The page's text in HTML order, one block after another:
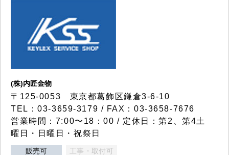
(株)内匠金物
〒125-0053 東京都葛飾区鎌倉3-6-10
TEL：03-3659-3179 / FAX：03-3658-7676
営業時間：7:00〜18：00 / 定休日：第2、第4土
曜日・日曜日・祝祭日
販売可 工事・取付可